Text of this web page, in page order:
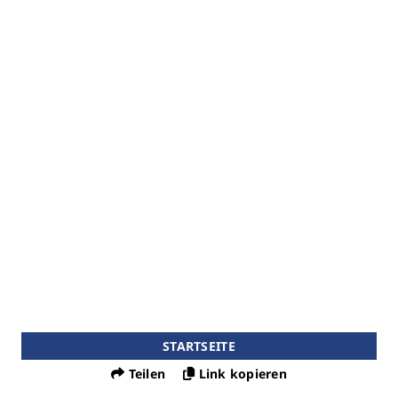
STARTSEITE
Teilen
Link kopieren